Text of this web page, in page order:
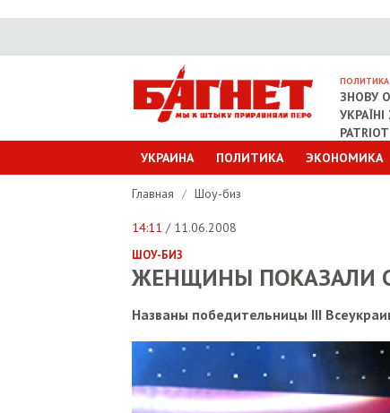
ПОЛИТИКА
ЗНОВУ
PATRIOT
УКРАИНА ПОЛИТИКА ЭКОНОМИКА
Главная / Шоу-биз
14:11 / 11.06.2008
ШОУ-БИЗ
ЖЕНЩИНЫ ПОКАЗАЛИ
Названы победительницы III